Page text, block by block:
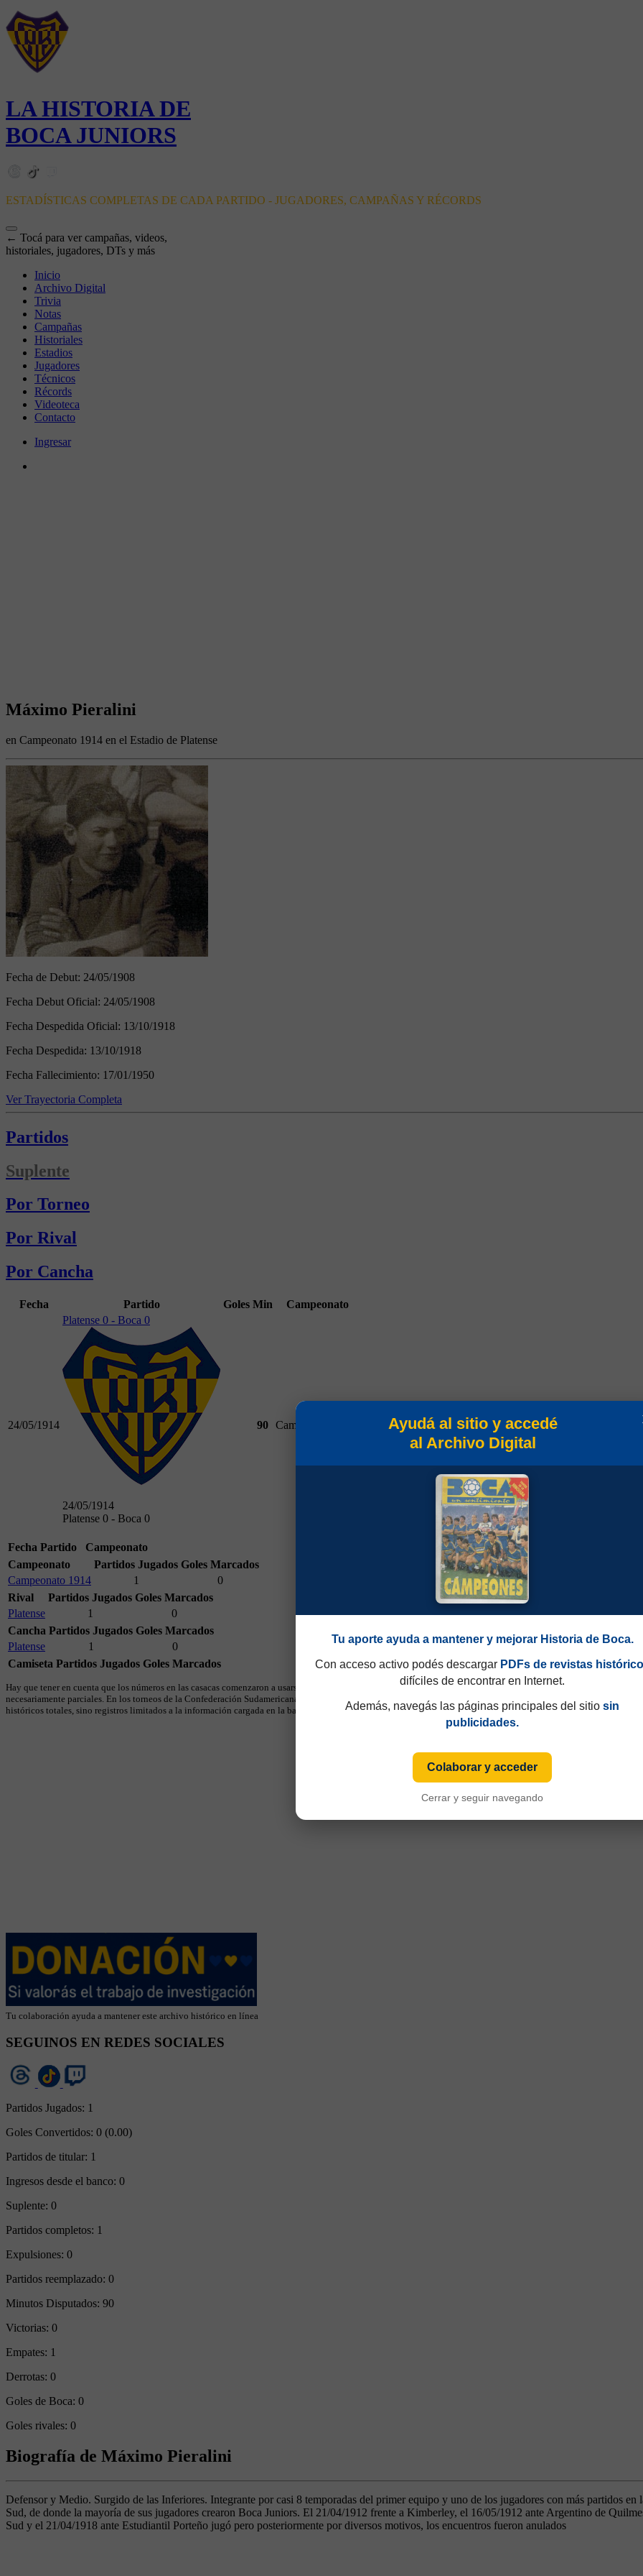
LA HISTORIA DE
BOCA JUNIORS
ESTADÍSTICAS COMPLETAS DE CADA PARTIDO - JUGADORES, CAMPAÑAS Y RÉCORDS
← Tocá para ver campañas, videos,
historiales, jugadores, DTs y más
Inicio
Archivo Digital
Trivia
Notas
Campañas
Historiales
Estadios
Jugadores
Técnicos
Récords
Videoteca
Contacto
Ingresar
Máximo Pieralini
en Campeonato 1914 en el Estadio de Platense
Fecha de Debut: 24/05/1908
Fecha Debut Oficial: 24/05/1908
Fecha Despedida Oficial: 13/10/1918
Fecha Despedida: 13/10/1918
Fecha Fallecimiento: 17/01/1950
Ver Trayectoria Completa
Partidos
Suplente
Por Torneo
Por Rival
Por Cancha
Fecha Partido Goles Min Campeonato
24/05/1914
Platense 0 - Boca 0
24/05/1914
Platense 0 - Boca 0
90 Campeonato 1914
Fecha Partido
Campeonato
Campeonato
Partidos Jugados Goles Marcados
Campeonato 1914
1
0
Rival
Partidos Jugados Goles Marcados
Platense
1
0
Cancha Partidos Jugados Goles Marcados
Platense
1
0
Camiseta Partidos Jugados Goles Marcados
Hay que tener en cuenta que los números en las casacas comenzaron a usarse en 1949 y que hasta 1997 eran consecutivos, no fijos. Esa información aparecía sólo
necesariamente parciales. En los torneos de la Confederación Sudamericana se utiliza numeración fija desde sus primeras ediciones y, cuando ese dato está
históricos totales, sino registros limitados a la información cargada en la base.
Tu colaboración ayuda a mantener este archivo histórico en línea
SEGUINOS EN REDES SOCIALES
Partidos Jugados: 1
Goles Convertidos: 0 (0.00)
Partidos de titular: 1
Ingresos desde el banco: 0
Suplente: 0
Partidos completos: 1
Expulsiones: 0
Partidos reemplazado: 0
Minutos Disputados: 90
Victorias: 0
Empates: 1
Derrotas: 0
Goles de Boca: 0
Goles rivales: 0
Biografía de Máximo Pieralini
Defensor y Medio. Surgido de las Inferiores. Integrante por casi 8 temporadas del primer equipo y uno de los jugadores con más partidos
Sud, de donde la mayoría de sus jugadores crearon Boca Juniors. El 21/04/1912 frente a Kimberley, el 16/05/1912 ante Argentino de
Sud y el 21/04/1918 ante Estudiantil Porteño jugó pero posteriormente por diversos motivos, los encuentros fueron anulados
Ayudá al sitio y accedé
al Archivo Digital
Tu aporte ayuda a mantener y mejorar Historia de Boca.
Con acceso activo podés descargar PDFs de revistas
difíciles de encontrar en Internet.
Además, navegás las páginas principales del sitio sin
publicidades.
Colaborar y acceder
Cerrar y seguir navegando